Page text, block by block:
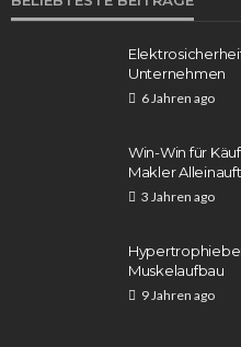
Einfaches Fingerfood
Unternehmen
6 Jahren ago
Win-Win für
Makler
3 Jahren ago
Muskelaufbau
9 Jahren ago